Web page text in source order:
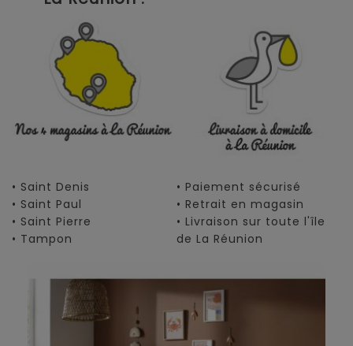
• Saint Denis
• Saint Paul
• Saint Pierre
• Tampon
• Paiement sécurisé
• Retrait en magasin
• Livraison sur toute l'île
de La Réunion